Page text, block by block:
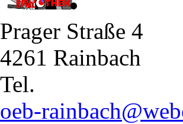
Prager Straße 4
4261 Rainbach
Tel.
oeb-